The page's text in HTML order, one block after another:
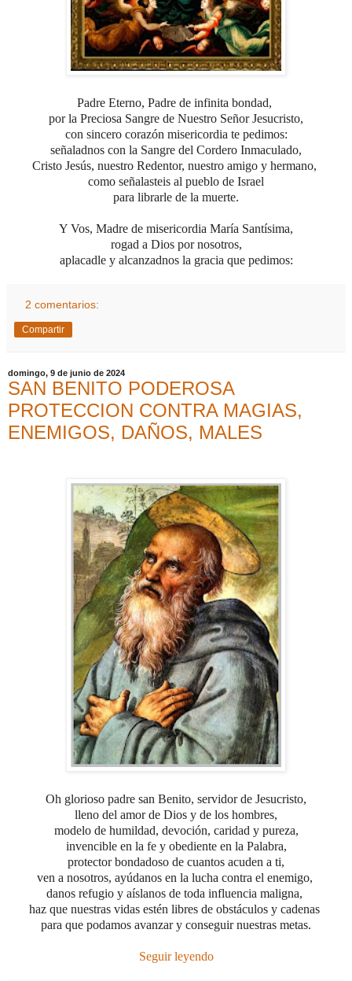
Padre Eterno, Padre de infinita bondad,
por la Preciosa Sangre de Nuestro Señor Jesucristo,
con sincero corazón misericordia te pedimos:
señaladnos con la Sangre del Cordero Inmaculado,
Cristo Jesús, nuestro Redentor, nuestro amigo y hermano,
como señalasteis al pueblo de Israel
para librarle de la muerte.
Y Vos, Madre de misericordia María Santísima,
rogad a Dios por nosotros,
aplacadle y alcanzadnos la gracia que pedimos:
2 comentarios:
Compartir
domingo, 9 de junio de 2024
SAN BENITO PODEROSA
PROTECCION CONTRA MAGIAS,
ENEMIGOS, DAÑOS, MALES
Oh glorioso padre san Benito, servidor de Jesucristo,
lleno del amor de Dios y de los hombres,
modelo de humildad, devoción, caridad y pureza,
invencible en la fe y obediente en la Palabra,
protector bondadoso de cuantos acuden a ti,
ven a nosotros, ayúdanos en la lucha contra el enemigo,
danos refugio y aíslanos de toda influencia maligna,
haz que nuestras vidas estén libres de obstáculos y cadenas
para que podamos avanzar y conseguir nuestras metas.
Seguir leyendo